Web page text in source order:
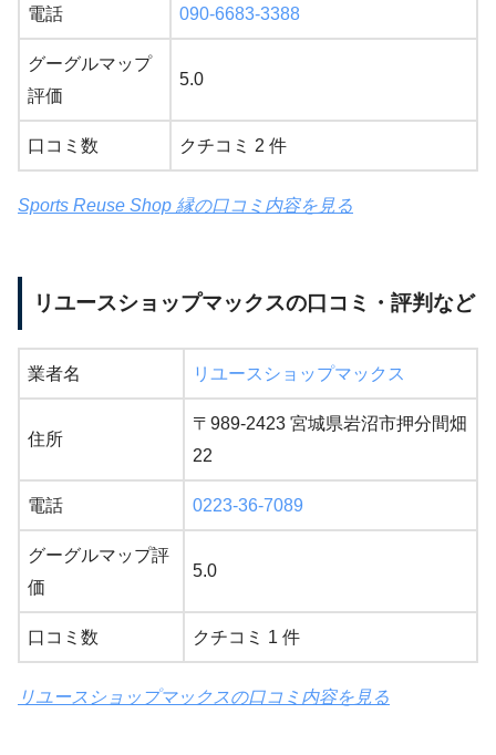
電話 090-6683-3388
グーグルマップ
評価
5.0
口コミ数 クチコミ 2 件
Sports Reuse Shop 縁の口コミ内容を見る
リユースショップマックスの口コミ・評判など
業者名 リユースショップマックス
住所
〒989-2423 宮城県岩沼市押分間畑
22
電話 0223-36-7089
グーグルマップ評
価
5.0
口コミ数 クチコミ 1 件
リユースショップマックスの口コミ内容を見る